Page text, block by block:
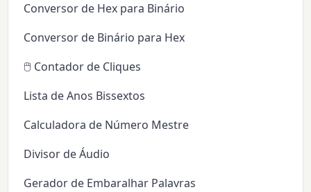
Conversor de Hex para Binário
Conversor de Binário para Hex
🖱️ Contador de Cliques
Lista de Anos Bissextos
Calculadora de Número Mestre
Divisor de Áudio
Gerador de Embaralhar Palavras